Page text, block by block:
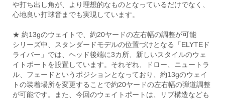
や打ち出し角が、より理想的なものとなっているだけでなく、
心地良い打球音までも実現しています。
★ 約13gのウェイトで、約20ヤードの左右幅の調整が可能
シリーズ中、スタンダードモデルの位置づけとなる「ELYTEド
ライバー」では、ヘッド後端に3カ所、新しいスタイルのウェ
イトポートを設置しています。それぞれ、ドロー、ニュートラ
ル、フェードというポジションとなっており、約13gのウェイ
トの装着場所を変更することで約20ヤードの左右幅の弾道調整
が可能です。また、今回のウェイトポートは、リブ構造なども